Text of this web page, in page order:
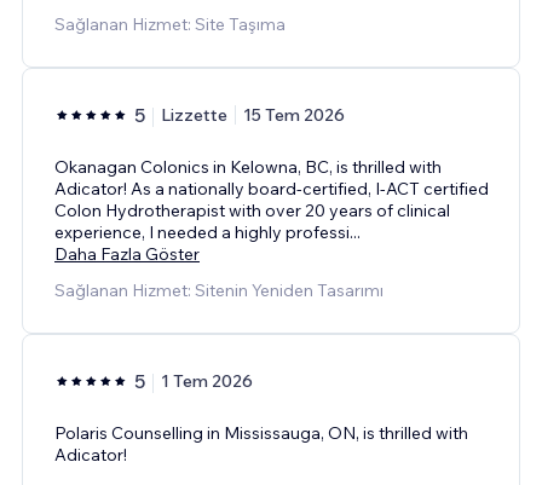
Sağlanan Hizmet: Site Taşıma
5 Lizzette 15 Tem 2026
Okanagan Colonics in Kelowna, BC, is thrilled with
Adicator! As a nationally board-certified, I-ACT certified
Colon Hydrotherapist with over 20 years of clinical
experience, I needed a highly professi...
Daha Fazla Göster
Sağlanan Hizmet: Sitenin Yeniden Tasarımı
5 1 Tem 2026
Polaris Counselling in Mississauga, ON, is thrilled with
Adicator!